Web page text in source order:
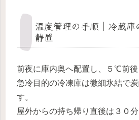
温度管理の手順｜冷蔵庫
静置
前夜に庫内奥へ配置し、５℃前後
急冷目的の冷凍庫は微細氷結で
す。
屋外からの持ち帰り直後は３０